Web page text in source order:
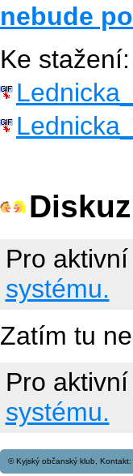
nebude
Ke stažení:
Pro
systému.
Zatím tu
Pro
systému.
© Kyjský občanský klub, Kontakt: